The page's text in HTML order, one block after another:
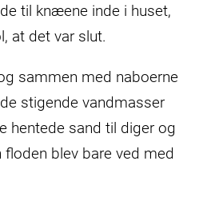
til knæene inde i huset,
at det var slut.
sammen med naboerne
stigende vandmasser
hentede sand til diger og
floden blev bare ved med